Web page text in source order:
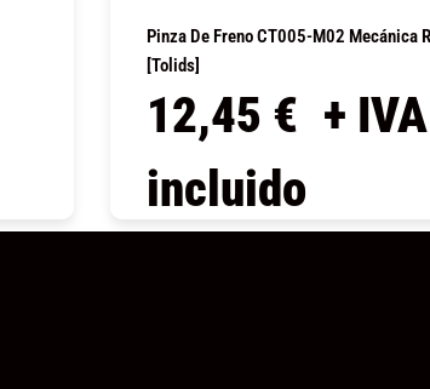
Pinza De Freno CT005-M02 Mecánica
[Tolids]
12,45 € + IVA
incluido